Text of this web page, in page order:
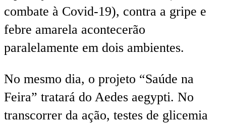
combate à Covid-19), contra a gripe e
febre amarela acontecerão
paralelamente em dois ambientes.
No mesmo dia, o projeto “Saúde na
Feira” tratará do Aedes aegypti. No
transcorrer da ação, testes de glicemia